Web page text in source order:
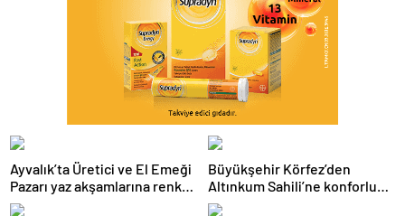
Ayvalık’ta Üretici ve El Emeği
Pazarı yaz akşamlarına renk
katıyor
Büyükşehir Körfez’den
Altınkum Sahili’ne konforlu
dokunuş: